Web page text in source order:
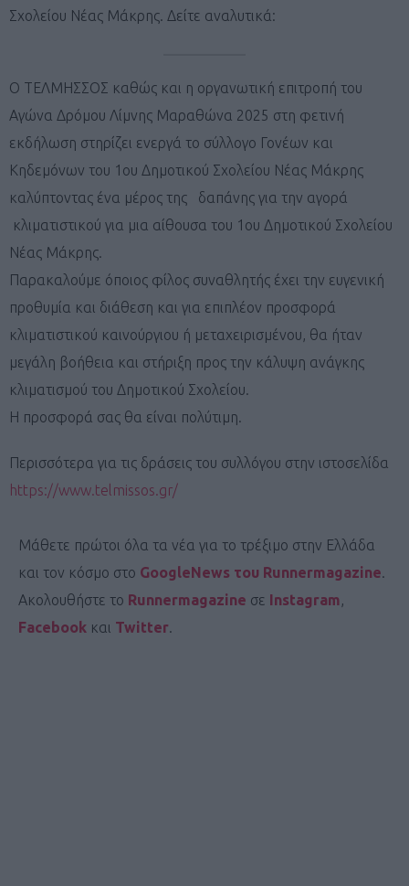
Σχολείου Νέας Μάκρης. Δείτε αναλυτικά:
Ο ΤΕΛΜΗΣΣΟΣ καθώς και η οργανωτική επιτροπή του
Αγώνα Δρόμου Λίμνης Μαραθώνα 2025 στη φετινή
εκδήλωση στηρίζει ενεργά το σύλλογο Γονέων και
Κηδεμόνων του 1ου Δημοτικού Σχολείου Νέας Μάκρης
καλύπτοντας ένα μέρος της δαπάνης για την αγορά
κλιματιστικού για μια αίθουσα του 1ου Δημοτικού Σχολείου
Νέας Μάκρης.
Παρακαλούμε όποιος φίλος συναθλητής έχει την ευγενική
προθυμία και διάθεση και για επιπλέον προσφορά
κλιματιστικού καινούργιου ή μεταχειρισμένου, θα ήταν
μεγάλη βοήθεια και στήριξη προς την κάλυψη ανάγκης
κλιματισμού του Δημοτικού Σχολείου.
Η προσφορά σας θα είναι πολύτιμη.
Περισσότερα για τις δράσεις του συλλόγου στην ιστοσελίδα
https://www.telmissos.gr/
Μάθετε πρώτοι όλα τα νέα για το τρέξιμο στην Ελλάδα
και τον κόσμο στο GoogleNews του Runnermagazine.
Ακολουθήστε το Runnermagazine σε Instagram,
Facebook και Twitter.